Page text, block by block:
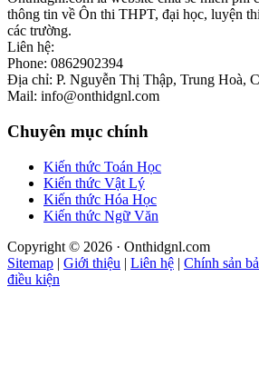
thông tin về Ôn thi THPT, đại học, luyện
các trường.
Liên hệ:
Phone: 0862902394
Địa chỉ: P. Nguyễn Thị Thập, Trung Hoà,
Mail: info@onthidgnl.com
Chuyên mục chính
Kiến thức Toán Học
Kiến thức Vật Lý
Kiến thức Hóa Học
Kiến thức Ngữ Văn
Copyright © 2026 · Onthidgnl.com
Sitemap | Giới thiệu | Liên hệ | Chính sản
điều kiện